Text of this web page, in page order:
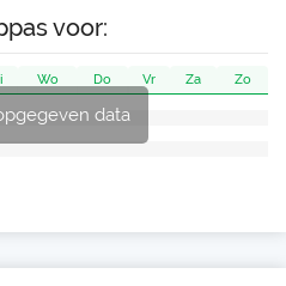
voor:
data
Wo Do Vr Za
Zo